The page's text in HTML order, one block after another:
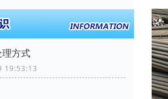
方式
19:53:13